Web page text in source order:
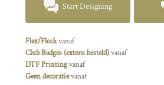
Start Designing
Flex/Flockvanaf
Club Badges (extern besteld)vanaf
DTF Printingvanaf
Geen decoratievanaf